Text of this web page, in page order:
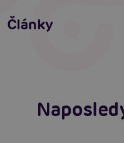
Články
neodolatelně sexy
Číst více
Erotická inteligence: